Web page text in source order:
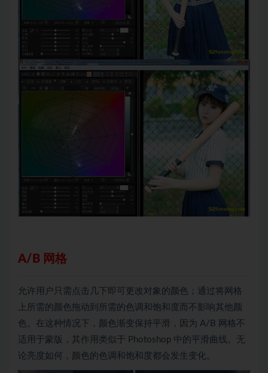
A/B 网格
允许用户只需点击几下即可更改对象的颜色；通过将网格
上所需的颜色拖动到所需的色调和饱和度而不影响其他颜
色。在这种情况下，颜色渐变保持平滑，因为 A/B 网格不
适用于蒙版，其作用类似于 Photoshop 中的平滑曲线。无
论亮度如何，颜色的色调和饱和度都会发生变化。